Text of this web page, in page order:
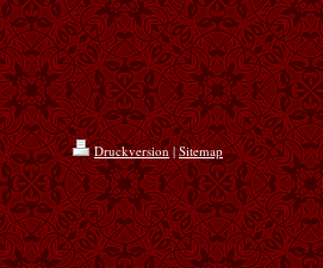
Druckversion | Sitemap